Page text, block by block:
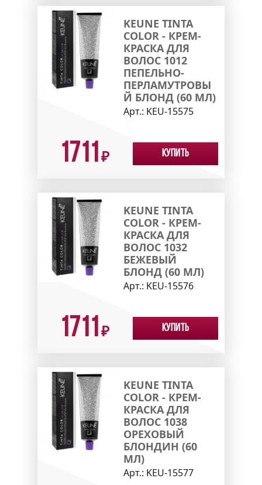
KEUNE TINTA
COLOR - КРЕМ-
КРАСКА ДЛЯ
ВОЛОС 1012
ПЕПЕЛЬНО-
ПЕРЛАМУТРОВЫ
Й БЛОНД (60 МЛ)
Арт.: KEU-15575
1711 ₽ Купить
KEUNE TINTA
COLOR - КРЕМ-
КРАСКА ДЛЯ
ВОЛОС 1032
БЕЖЕВЫЙ
БЛОНД (60 МЛ)
Арт.: KEU-15576
1711 ₽ Купить
KEUNE TINTA
COLOR - КРЕМ-
КРАСКА ДЛЯ
ВОЛОС 1038
ОРЕХОВЫЙ
БЛОНДИН (60
МЛ)
Арт.: KEU-15577